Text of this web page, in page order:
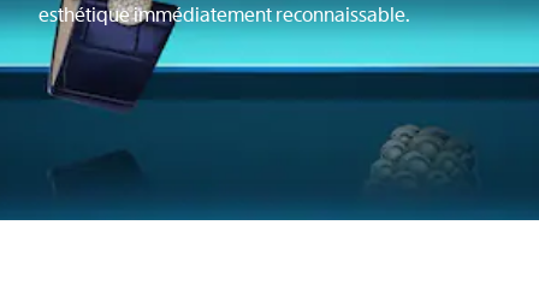
esthétique immédiatement reconnaissable.